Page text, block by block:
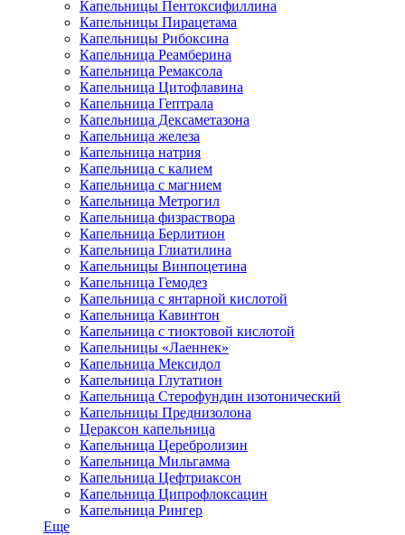
Капельницы Пентоксифиллина
Капельницы Пирацетама
Капельницы Рибоксина
Капельница Реамберина
Капельница Ремаксола
Капельница Цитофлавина
Капельница Гептрала
Капельница Дексаметазона
Капельница железа
Капельница натрия
Капельница с калием
Капельница с магнием
Капельница Метрогил
Капельница физраствора
Капельница Берлитион
Капельница Глиатилина
Капельницы Винпоцетина
Капельница Гемодез
Капельница с янтарной кислотой
Капельница Кавинтон
Капельница с тиоктовой кислотой
Капельницы «Лаеннек»
Капельница Мексидол
Капельница Глутатион
Капельница Стерофундин изотонический
Капельницы Преднизолона
Цераксон капельница
Капельница Церебролизин
Капельница Мильгамма
Капельница Цефтриаксон
Капельница Ципрофлоксацин
Капельница Рингер
Еще